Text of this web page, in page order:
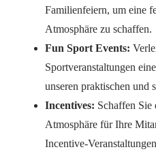
Familienfeiern, um eine
Atmosphäre zu schaffen.
Fun Sport Events:
Sportveranstaltungen
unseren praktischen und
Incentives: Schaffen Sie
Atmosphäre für Ihre
Incentive-